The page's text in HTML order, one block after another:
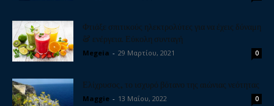
Φτιάξε σπιτικούς ηλεκτρολύτες για να έχεις δύναμη
& ενέργεια. Εύκολη συνταγή
Megeia - 29 Μαρτίου, 2021 0
Ελίχρυσος, το ισχυρό βότανο της αιώνιας νεότητας
Maggie - 13 Μαΐου, 2022 0